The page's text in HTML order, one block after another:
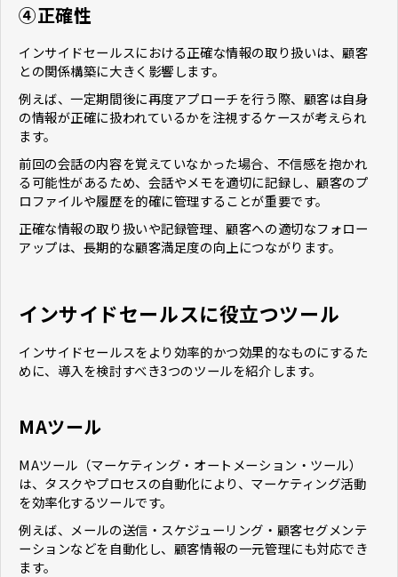
④正確性
インサイドセールスにおける正確な情報の取り扱いは、顧客
との関係構築に大きく影響します。
例えば、一定期間後に再度アプローチを行う際、顧客は自身
の情報が正確に扱われているかを注視するケースが考えられ
ます。
前回の会話の内容を覚えていなかった場合、不信感を抱かれ
る可能性があるため、会話やメモを適切に記録し、顧客のプ
ロファイルや履歴を的確に管理することが重要です。
正確な情報の取り扱いや記録管理、顧客への適切なフォロー
アップは、長期的な顧客満足度の向上につながります。
インサイドセールスに役立つツール
インサイドセールスをより効率的かつ効果的なものにするた
めに、導入を検討すべき3つのツールを紹介します。
MAツール
MAツール（マーケティング・オートメーション・ツール）
は、タスクやプロセスの自動化により、マーケティング活動
を効率化するツールです。
例えば、メールの送信・スケジューリング・顧客セグメンテ
ーションなどを自動化し、顧客情報の一元管理にも対応でき
ます。